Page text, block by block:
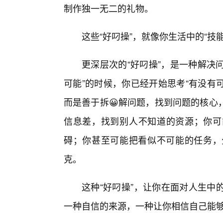
制作独一无二的礼物。
这些“好叼操”，就像你生活中的“
更深层次的“好叼操”，是一种解决
可能”的时候，你已经开始思考“有没有
而是善于拆😀解问题，找到问题的核
信息差，找到别人不知道的资源；你
碍；你甚至可能把看似不可能的任务
克。
这种“好叼操”，让你在面对人生
一种自信的来源，一种让你相信自己能